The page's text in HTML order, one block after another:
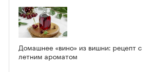
Домашнее «вино» из вишни: рецепт с
летним ароматом